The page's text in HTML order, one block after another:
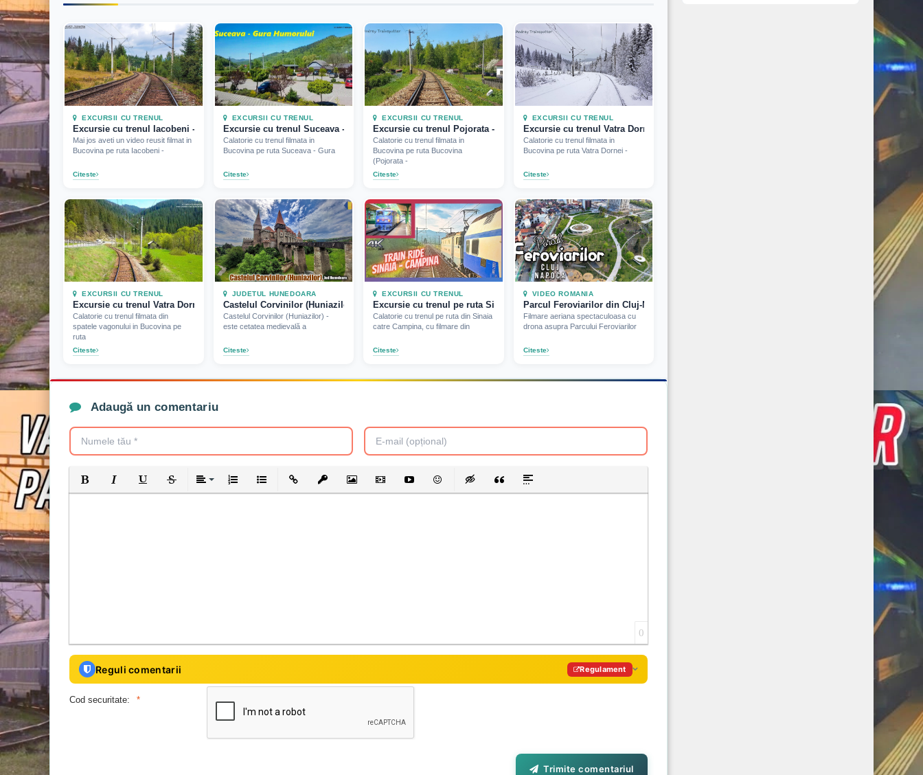
EXCURSII CU TRENUL
Excursie cu trenul Iacobeni - Mestecăniș (Bucovina) (2018)
Mai jos aveti un video reusit filmat in
Bucovina pe ruta Iacobeni -
Citeste
EXCURSII CU TRENUL
Excursie cu trenul Suceava - Gura Humorului (2019)
Calatorie cu trenul filmata in
Bucovina pe ruta Suceava - Gura
Citeste
EXCURSII CU TRENUL
Excursie cu trenul Pojorata - Mestecanis (2020)
Calatorie cu trenul filmata in
Bucovina pe ruta Bucovina
(Pojorata -
Citeste
EXCURSII CU TRENUL
Excursie cu trenul Vatra Dornei - Iacobeni (2020)
Calatorie cu trenul filmata in
Bucovina pe ruta Vatra Dornei -
Citeste
EXCURSII CU TRENUL
Excursie cu trenul Vatra Dornei - Mestecanis (2019)
Calatorie cu trenul filmata din
spatele vagonului in Bucovina pe
ruta
Citeste
JUDETUL HUNEDOARA
Castelul Corvinilor (Huniazilor), jud Hunedoara (2022)
Castelul Corvinilor (Huniazilor) -
este cetatea medievală a
Citeste
EXCURSII CU TRENUL
Excursie cu trenul pe ruta Sinaia - Campina (2022)
Calatorie cu trenul pe ruta din Sinaia
catre Campina, cu filmare din
Citeste
VIDEO ROMANIA
Parcul Feroviarilor din Cluj-Napoca vazut din Drona (2024)
Filmare aeriana spectaculoasa cu
drona asupra Parcului Feroviarilor
Citeste
Adaugă un comentariu
Bold Italic UnderlineStrikethrough
Align Ordered ListUnordered List
Insert LinkInsert protected link
Insert ImageInsert VideoInsert media link
EmoticonsInsert hidden text
Insert QuoteInsert spoiler
0
Reguli comentarii Regulament
Cod securitate:
Trimite comentariul